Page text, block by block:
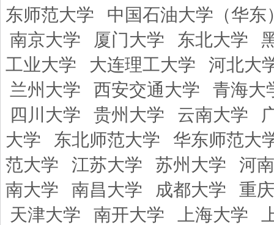
东师范大学
中国石油大学（华东
南京大学
厦门大学 东北大学
工业大学
大连理工大学
河北大
兰州大学
西安交通大学
青海大
四川大学
贵州大学 云南大学
大学
东北师范大学
华东师范大
范大学
江苏大学 苏州大学
河
南大学
南昌大学 成都大学
重
天津大学
南开大学 上海大学